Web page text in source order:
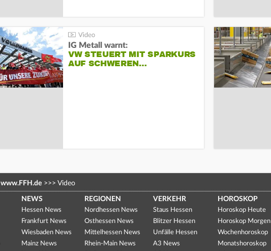
IG Metall warnt:
VW STEUERT MIT SPARKURS
AUF SCHWEREN…
www.FFH.de >>> Video
NEWS
Hessen News
Frankfurt News
Wiesbaden News
Mainz News
REGIONEN
Nordhessen News
Osthessen News
Mittelhessen News
Rhein-Main News
VERKEHR
Staus Hessen
Blitzer Hessen
Unfälle Hessen
A3 News
HOROSKOP
Horoskop Heute
Horoskop Morgen
Wochenhoroskop
Monatshoroskop